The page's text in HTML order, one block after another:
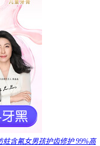
含氟女男孩护齿修护 99%高